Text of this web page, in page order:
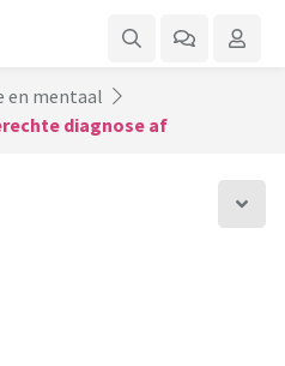
en mentaal
diagnose af